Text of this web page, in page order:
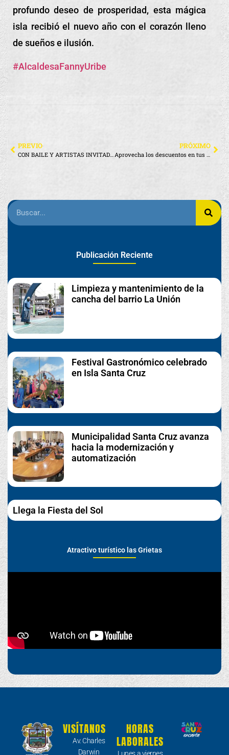
profundo deseo de prosperidad, esta mágica
isla recibió el nuevo año con el corazón lleno
de sueños e ilusión.
#AlcaldesaFannyUribe
PREVIO
CON BAILE Y ARTISTAS INVITADOS, ¡ASÍ INICIAMOS EL 2025!
PRÓXIMO
Publicación Reciente
Limpieza y mantenimiento de la
cancha del barrio La Unión
Festival Gastronómico celebrado
en Isla Santa Cruz
Municipalidad Santa Cruz avanza
hacia la modernización y
automatización
Llega la Fiesta del Sol
Atractivo turístico las Grietas
VISÍTANOS
Av. Charles
Darwin
HORAS
LABORALES
Lunes a viernes